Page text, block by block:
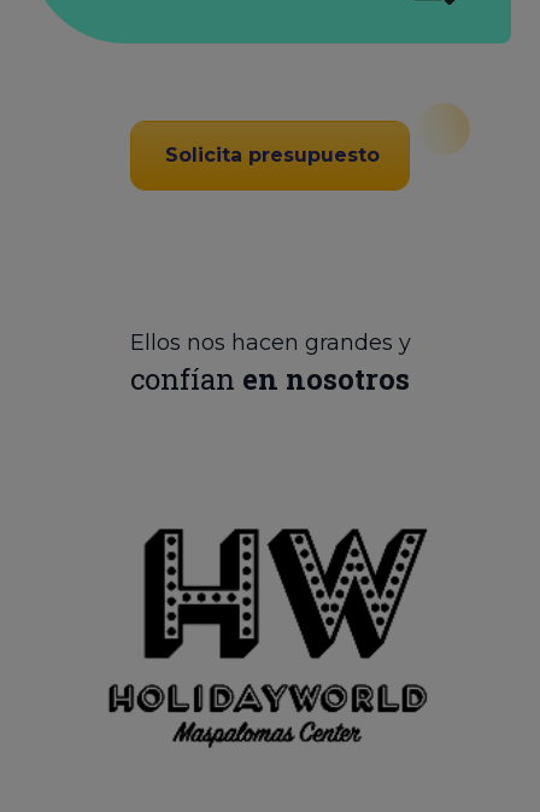
Solicita presupuesto
Ellos nos hacen grandes y
confían en nosotros